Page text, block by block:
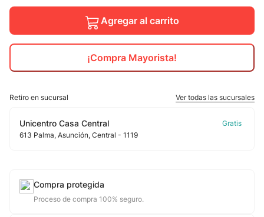
Agregar al carrito
¡Compra Mayorista!
Retiro en sucursal Ver todas las sucursales
Unicentro Casa Central
613 Palma, Asunción, Central - 1119
Compra protegida
Proceso de compra 100% seguro.